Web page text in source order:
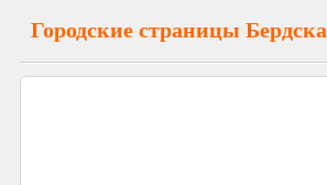
Городские страницы Бердска